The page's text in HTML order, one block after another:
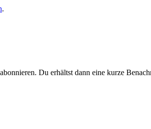
.
Du erhältst dann eine kurze